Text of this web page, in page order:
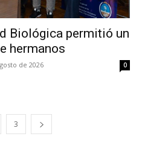
Biológica permitió un
hermanos
de 2026 0
3